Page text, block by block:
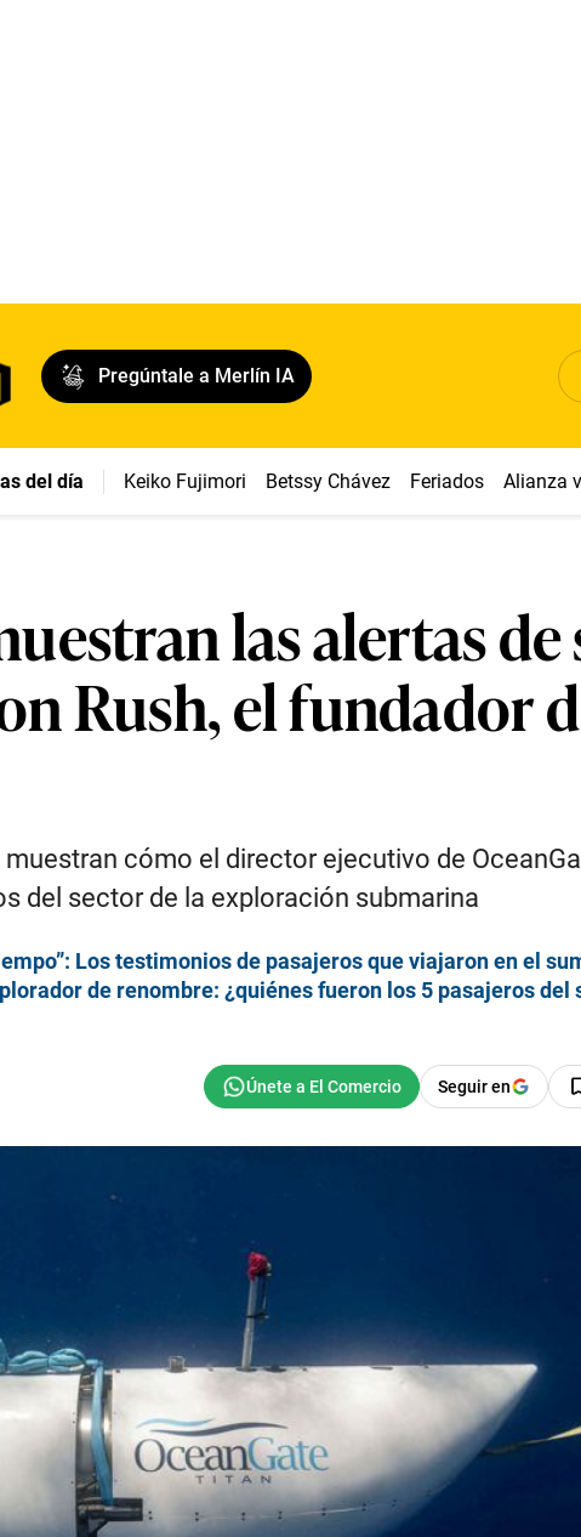
Pregúntale a Merlín IA
del día Keiko Fujimori Betssy Chávez Feriados Alianza
las alertas
Rush, el fundador
cómo el director ejecutivo de
del sector de la exploración submarina
Los testimonios de pasajeros que viajaron en el
de renombre: ¿quiénes fueron los 5 pasajeros del
Seguir en